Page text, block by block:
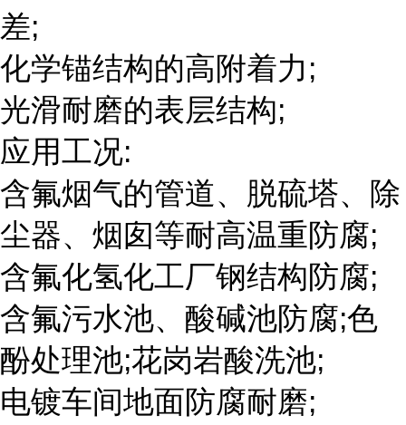
差;
化学锚结构的高附着力;
光滑耐磨的表层结构;
应用工况:
含氟烟气的管道、脱硫塔、除
尘器、烟囱等耐高温重防腐;
含氟化氢化工厂钢结构防腐;
含氟污水池、酸碱池防腐;色
酚处理池;花岗岩酸洗池;
电镀车间地面防腐耐磨;